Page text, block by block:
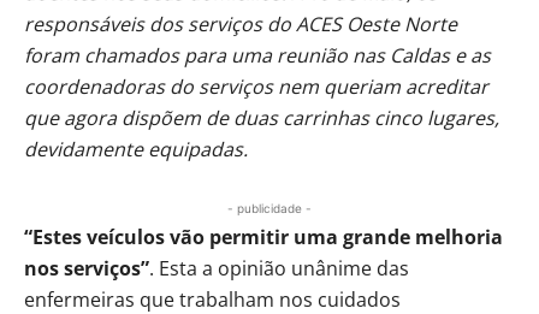
responsáveis dos serviços do ACES Oeste Norte
foram chamados para uma reunião nas Caldas e as
coordenadoras do serviços nem queriam acreditar
que agora dispõem de duas carrinhas cinco lugares,
devidamente equipadas.
- publicidade -
“Estes veículos vão permitir uma grande melhoria
nos serviços”. Esta a opinião unânime das
enfermeiras que trabalham nos cuidados